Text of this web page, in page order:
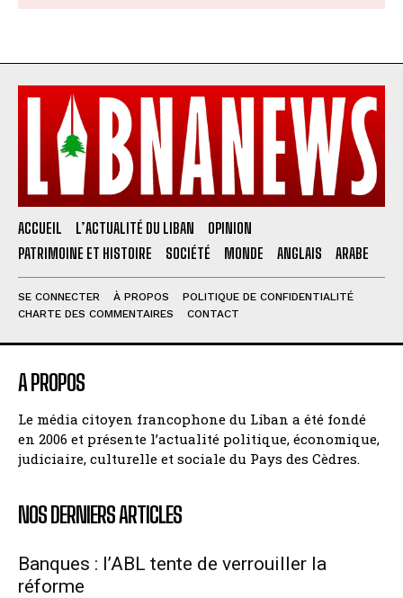
ACCUEIL L’ACTUALITÉ DU LIBAN
OPINION
PATRIMOINE ET HISTOIRE
SOCIÉTÉ MONDE ANGLAIS ARABE
SE CONNECTER À PROPOS
POLITIQUE DE CONFIDENTIALITÉ
CHARTE DES COMMENTAIRES
CONTACT
A PROPOS
Le média citoyen francophone du Liban a été fondé
en 2006 et présente l’actualité politique, économique,
judiciaire, culturelle et sociale du Pays des Cèdres.
NOS DERNIERS ARTICLES
Banques : l’ABL tente de verrouiller la
réforme